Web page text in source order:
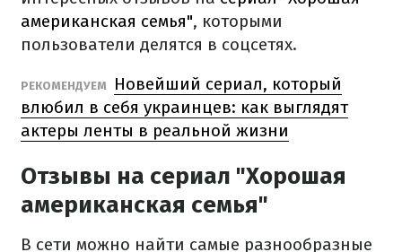
американская семья", которыми
пользователи делятся в соцсетях.
РЕКОМЕНДУЕМ
Новейший сериал, который
влюбил в себя украинцев: как выглядят
актеры ленты в реальной жизни
Отзывы на сериал "Хорошая
американская семья"
В сети можно найти самые разнообразные